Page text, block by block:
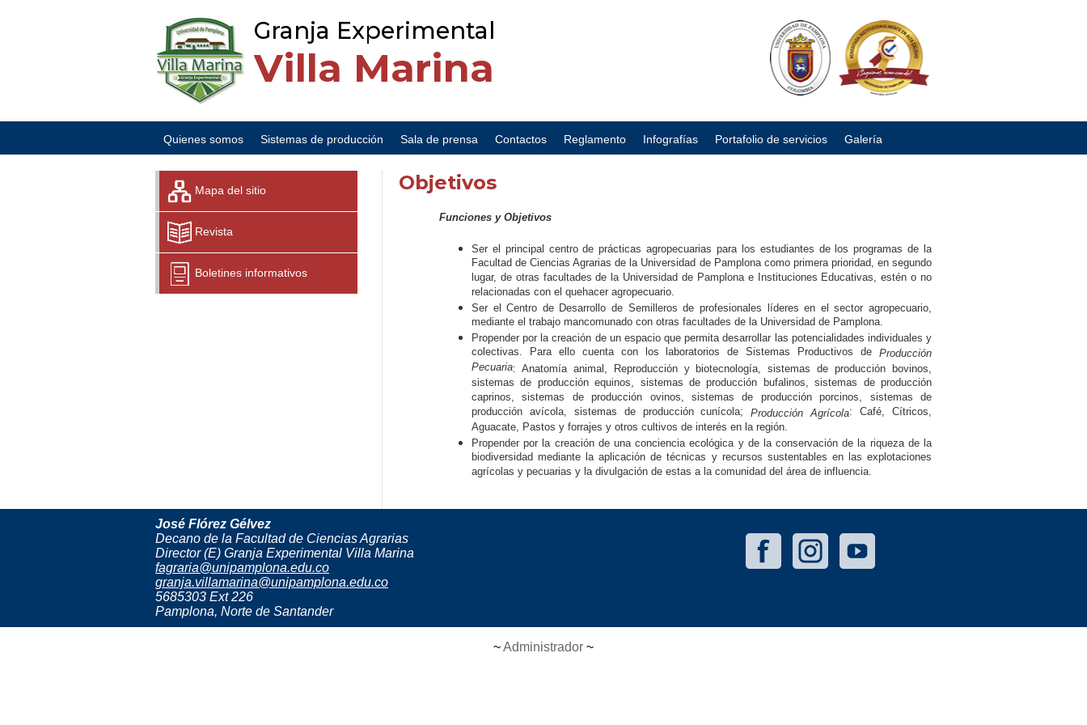
Granja Experimental
Villa Marina
Quienes somos Sistemas de producción Sala de prensa Contactos Reglamento Infografías Portafolio de servicios Galería
Mapa del sitio
Revista
Boletines informativos
Objetivos
Funciones y Objetivos
Ser el principal centro de prácticas agropecuarias para los estudiantes de los programas de la
Facultad de Ciencias Agrarias de la Universidad de Pamplona como primera prioridad, en segundo
lugar, de otras facultades de la Universidad de Pamplona e Instituciones Educativas, estén o no
relacionadas con el quehacer agropecuario.
Ser el Centro de Desarrollo de Semilleros de profesionales líderes en el sector agropecuario,
mediante el trabajo mancomunado con otras facultades de la Universidad de Pamplona.
Propender por la creación de un espacio que permita desarrollar las potencialidades individuales y
colectivas. Para ello cuenta con los laboratorios de Sistemas Productivos de Producción
Pecuaria: Anatomía animal, Reproducción y biotecnología, sistemas de producción bovinos,
sistemas de producción equinos, sistemas de producción bufalinos, sistemas de producción
caprinos, sistemas de producción ovinos, sistemas de producción porcinos, sistemas de
producción avícola, sistemas de producción cunícola;Producción Agrícola: Café, Cítricos,
Aguacate, Pastos y forrajes y otros cultivos de interés en la región.
Propender por la creación de una conciencia ecológica y de la conservación de la riqueza de la
biodiversidad mediante la aplicación de técnicas y recursos sustentables en las explotaciones
agrícolas y pecuarias y la divulgación de estas a la comunidad del área de influencia.
José Flórez Gélvez
Decano de la Facultad de Ciencias Agrarias
Director (E) Granja Experimental Villa Marina
fagraria@unipamplona.edu.co
granja.villamarina@unipamplona.edu.co
5685303 Ext 226
Pamplona, Norte de Santander
~Administrador ~